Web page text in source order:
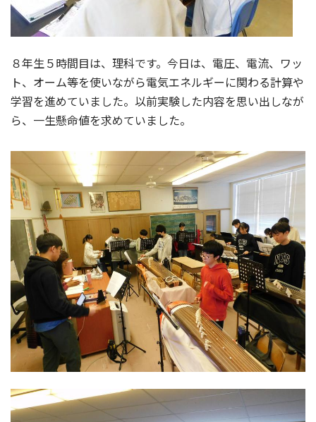
８年生５時間目は、理科です。今日は、電圧、電流、ワッ
ト、オーム等を使いながら電気エネルギーに関わる計算や
学習を進めていました。以前実験した内容を思い出しなが
ら、一生懸命値を求めていました。